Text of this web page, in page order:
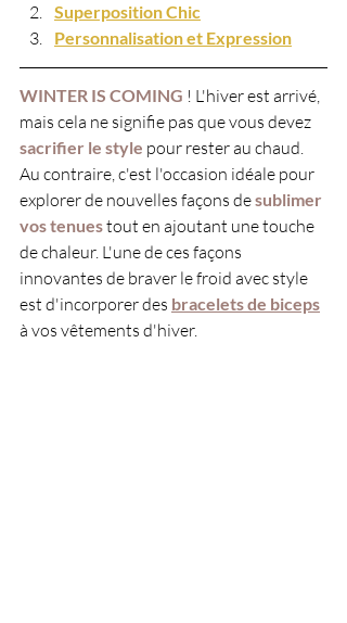
Superposition Chic
Personnalisation et Expression
WINTER IS COMING ! L'hiver est arrivé,
mais cela ne signifie pas que vous devez
sacrifier le style pour rester au chaud.
Au contraire, c'est l'occasion idéale pour
explorer de nouvelles façons de sublimer
vos tenues tout en ajoutant une touche
de chaleur. L'une de ces façons
innovantes de braver le froid avec style
est d'incorporer des bracelets de biceps
à vos vêtements d'hiver.